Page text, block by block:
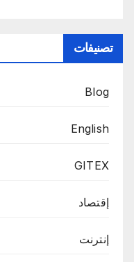
تصنيفات
Blog
English
GITEX
إقتصاد
إنترنت